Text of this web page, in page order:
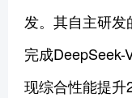
发。其自主研发
完成
现综合性能提升